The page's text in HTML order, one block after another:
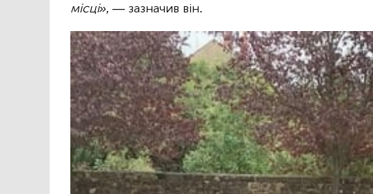
місці», — зазначив він.